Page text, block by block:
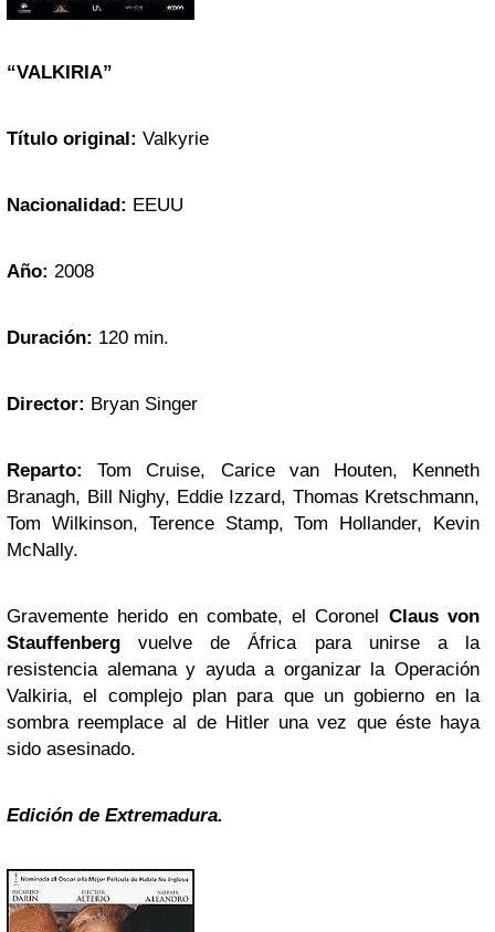
“VALKIRIA”
Título original: Valkyrie
Nacionalidad: EEUU
Año: 2008
Duración: 120 min.
Director: Bryan Singer
Reparto:Tom Cruise, Carice van Houten, Kenneth
Branagh, Bill Nighy, Eddie Izzard, Thomas Kretschmann,
Tom Wilkinson, Terence Stamp, Tom Hollander, Kevin
McNally.
Gravemente herido en combate, el Coronel Claus von
Stauffenberg vuelve de África para unirse a la
resistencia alemana y ayuda a organizar la Operación
Valkiria, el complejo plan para que un gobierno en la
sombra reemplace al de Hitler una vez que éste haya
sido asesinado.
Edición de Extremadura.